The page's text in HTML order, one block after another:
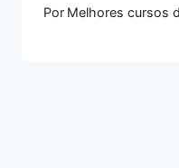
Por Melhores cursos